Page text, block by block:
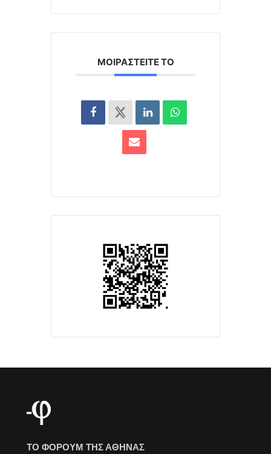
ΜΟΙΡΑΣΤΕΊΤΕ ΤΟ
ΤΟ ΦΟΡΟΥΜ ΤΗΣ ΑΘΗΝΑΣ